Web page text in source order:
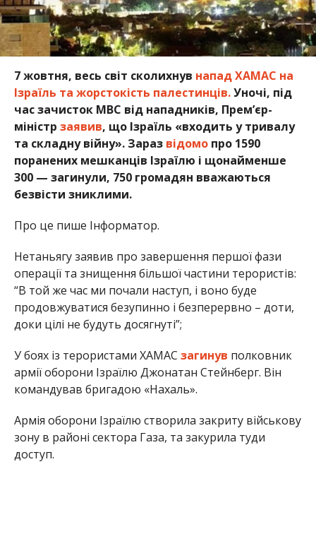
7 жовтня, весь світ сколихнув напад ХАМАС на
Ізраїль та жорстокість палестинців.Уночі, під
час зачисток МВС від нападників, Премʼєр-
міністр заявив, що Ізраїль «входить у тривалу
та складну війну».Заразвідомопро 1590
поранених мешканців Ізраїлю і щонайменше
300 — загинули, 750 громадян вважаються
безвісти зниклими.
Про це пише Інформатор.
Нетаньягу заявив про завершення першої фази
операції та знищення більшої частини терористів:
“В той же час ми почали наступ, і воно буде
продовжуватися безупинно і безперервно – доти,
доки цілі не будуть досягнуті”;
У боях із терористами ХАМАС загинув полковник
армії оборони Ізраїлю Джонатан Стейнберг. Він
командував бригадою «Нахаль».
Армія оборони Ізраїлю створила закриту військову
зону в районі сектора Газа, та закурила туди
доступ.